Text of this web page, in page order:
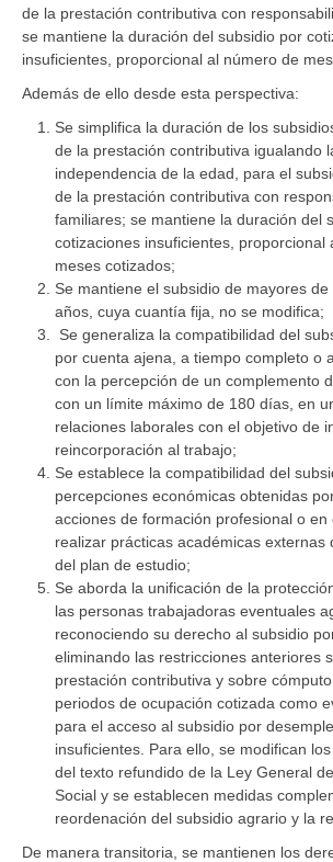
de la prestación contributiva con
se mantiene la duración del subsidio por
insuficientes, proporcional al número de
Además de ello desde esta perspectiva:
Se simplifica la duración de los
de la prestación contributiva igualando
independencia de la edad, para el
de la prestación contributiva con
familiares; se mantiene la duración del
cotizaciones insuficientes, proporcional
meses cotizados;
Se mantiene el subsidio de mayores
años, cuya cuantía fija, no se modifica;
Se generaliza la compatibilidad del
por cuenta ajena, a tiempo completo o
con la percepción de un complemento
con un límite máximo de 180 días, en
relaciones laborales con el objetivo de
reincorporación al trabajo;
Se establece la compatibilidad del
percepciones económicas obtenidas
acciones de formación profesional o en
realizar prácticas académicas externas
del plan de estudio;
Se aborda la unificación de la
las personas trabajadoras eventuales
reconociendo su derecho al subsidio
eliminando las restricciones anteriores
prestación contributiva y sobre
periodos de ocupación cotizada como
para el acceso al subsidio por
insuficientes. Para ello, se modifican
del texto refundido de la Ley General
Social y se establecen medidas
reordenación del subsidio agrario y la
De manera transitoria, se mantienen los